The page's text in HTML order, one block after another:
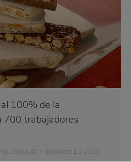
100% de la
700 trabajadores
Delaviuda diciembre 13, 2013